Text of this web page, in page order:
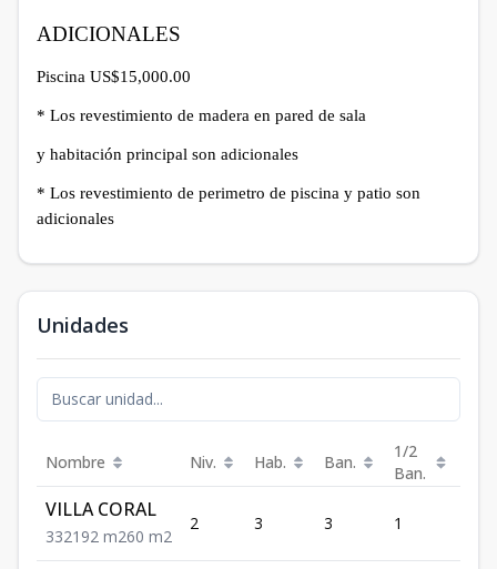
ADICIONALES
Piscina US$15,000.00
* Los revestimiento de madera en pared de sala
y habitación principal son adicionales
* Los revestimiento de perimetro de piscina y patio son
adicionales
Unidades
Nombre Niv. Hab. Ban.
1/2
Ban.
VILLA CORAL
332192 m260 m2
2 3 3 1